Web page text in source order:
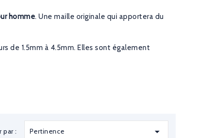
homme. Une maille originale qui apportera du
de 1.5mm à 4.5mm. Elles sont également
par : Pertinence 